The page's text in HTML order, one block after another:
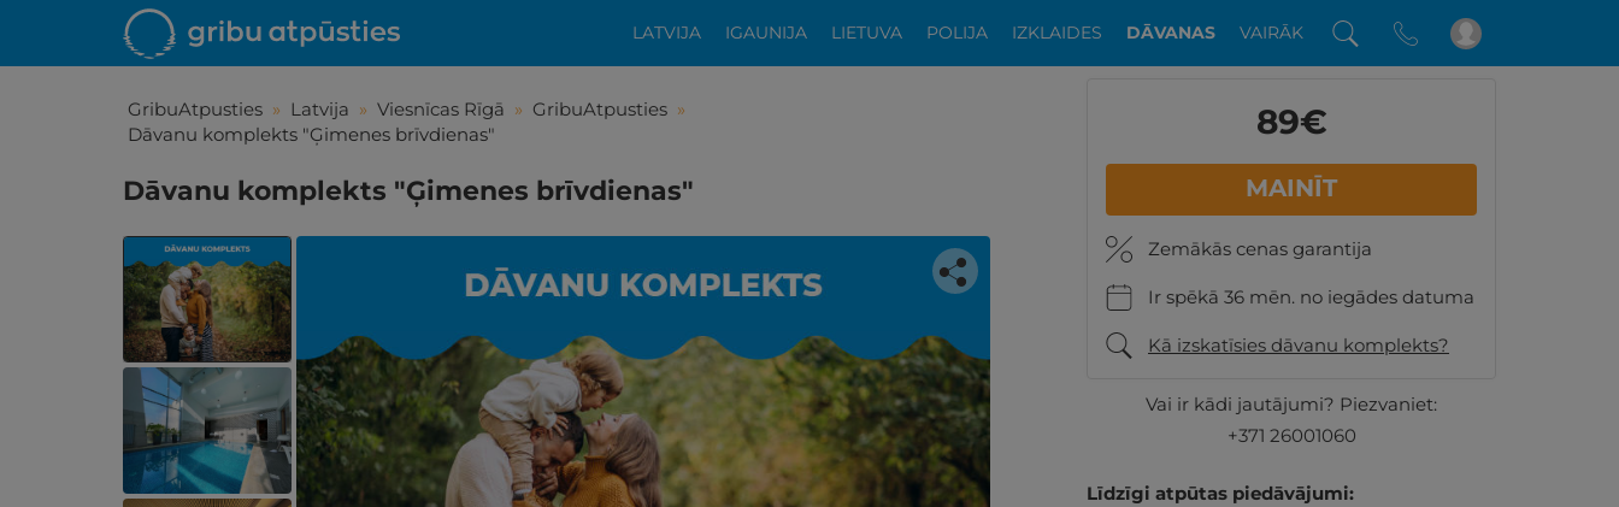
LATVIJA IGAUNIJA LIETUVA POLIJA IZKLAIDES DĀVANAS VAIRĀK
GribuAtpusties » Latvija » Viesnīcas Rīgā » GribuAtpusties »
Dāvanu komplekts "Ģimenes brīvdienas"
Dāvanu komplekts "Ģimenes brīvdienas"
Iepatikās šis piedāvājums?
Līdz brīnišķīgai atpūtai atlikuši tikai daži soļi
89€
MAINĪT
Zemākās cenas garantija
Ir spēkā 36 mēn. no iegādes datuma
Kā izskatīsies dāvanu komplekts?
Vai ir kādi jautājumi? Piezvaniet:
+371 26001060
Līdzīgi atpūtas piedāvājumi: